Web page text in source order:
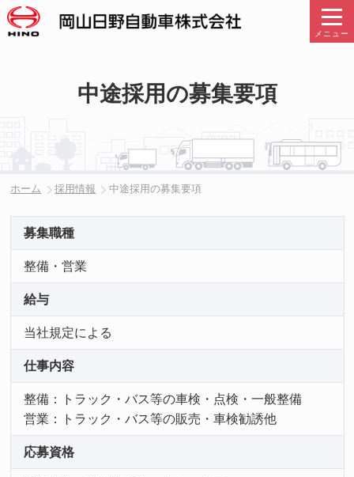
メニュー
中途採用の募集要項
ホーム 採用情報 中途採用の募集要項
募集職種
整備・営業
給与
当社規定による
仕事内容
整備：トラック・バス等の車検・点検・一般整備
営業：トラック・バス等の販売・車検勧誘他
応募資格